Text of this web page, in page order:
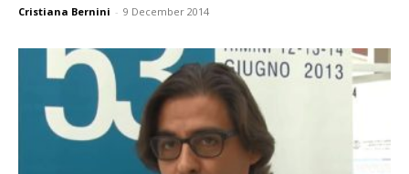
Cristiana Bernini - 9 December 2014